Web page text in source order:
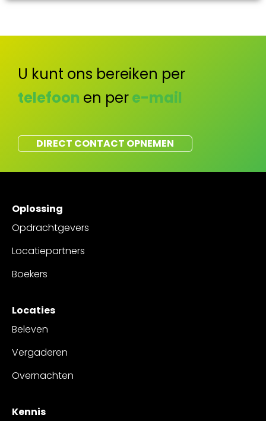
U kunt ons bereiken per
telefoon en pere-mail
DIRECT CONTACT OPNEMEN
Oplossing
Opdrachtgevers
Locatiepartners
Boekers
Locaties
Beleven
Vergaderen
Overnachten
Kennis